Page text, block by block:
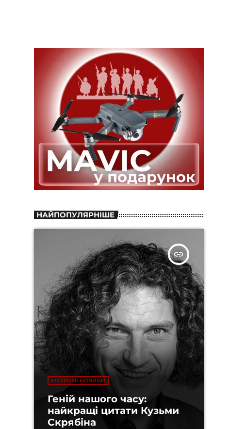
НАЙПОПУЛЯРНІШЕ
insert_link
МУЗИЧНІ НОВИНИ
Геній нашого часу:
найкращі цитати Кузьми
Скрябіна